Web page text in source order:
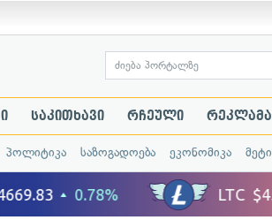
საკითხავი რჩეული რეკლამა
პოლიტიკა საზოგადოება ეკონომიკა მეტი